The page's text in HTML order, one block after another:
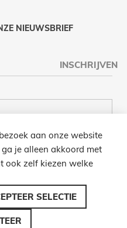
NIEUWSBRIEF
INSCHRIJVEN
aan onze website
ga je alleen akkoord met
ook zelf kiezen welke
SELECTIE